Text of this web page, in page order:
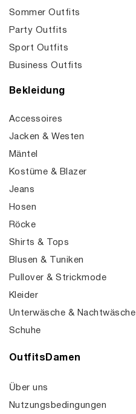
Sommer Outfits
Party Outfits
Sport Outfits
Business Outfits
Bekleidung
Accessoires
Jacken & Westen
Mäntel
Kostüme & Blazer
Jeans
Hosen
Röcke
Shirts & Tops
Blusen & Tuniken
Pullover & Strickmode
Kleider
Unterwäsche & Nachtwäsche
Schuhe
OutfitsDamen
Über uns
Nutzungsbedingungen